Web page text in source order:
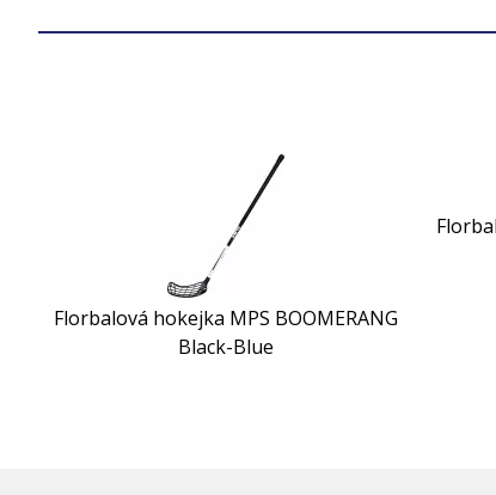
Florbalová hokejka MPS BOOMERANG
Black-Blue